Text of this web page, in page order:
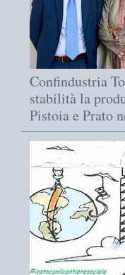
Confindustria
stabilità la
Pistoia e Prato